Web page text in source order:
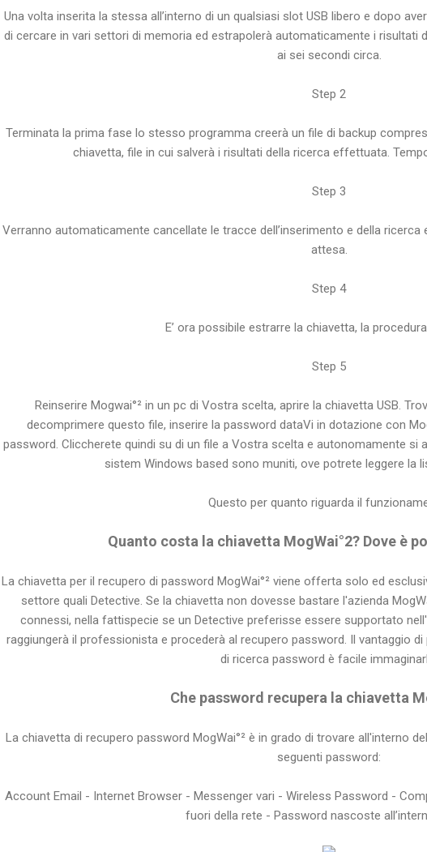
Una volta inserita la stessa all’interno di un qualsiasi slot USB libero e dopo
di cercare in vari settori di memoria ed estrapolerà automaticamente i risultati
ai sei secondi circa.
Step 2
Terminata la prima fase lo stesso programma creerà un file di backup
chiavetta, file in cui salverà i risultati della ricerca effettuata.
Step 3
Verranno automaticamente cancellate le tracce dell’inserimento e della
attesa.
Step 4
E’ ora possibile estrarre la chiavetta, la
Step 5
Reinserire Mogwai°² in un pc di Vostra scelta, aprire la chiavetta USB.
decomprimere questo file, inserire la password dataVi in dotazione con
password. Cliccherete quindi su di un file a Vostra scelta e autonomamente si
sistem Windows based sono muniti, ove potrete leggere la
Questo per quanto riguarda il
Quanto costa la chiavetta MogWai°2? Dove è
La chiavetta per il recupero di password MogWai°² viene offerta solo ed
settore quali Detective. Se la chiavetta non dovesse bastare l'azienda
connessi, nella fattispecie se un Detective preferisse essere supportato
raggiungerà il professionista e procederà al recupero password. Il vantaggio
di ricerca password è facile
Che password recupera la chiavetta
La chiavetta di recupero password MogWai°² è in grado di trovare all'interno
seguenti password:
Account Email - Internet Browser - Messenger vari - Wireless Password -
fuori della rete - Password nascoste